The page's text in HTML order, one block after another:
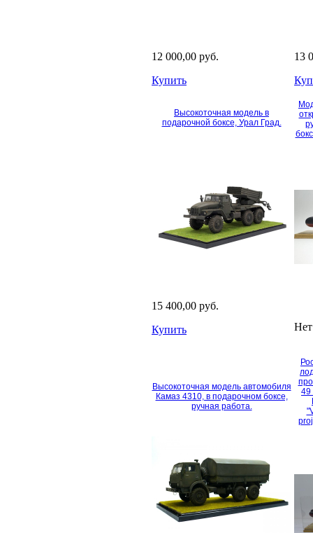
12 000,00 руб.
Купить
13
Высокоточная модель в
подарочной боксе, Урал Град.
15 400,00 руб.
Купить
Высокоточная модель автомобиля
Камаз 4310, в подарочном боксе,
ручная работа.
49